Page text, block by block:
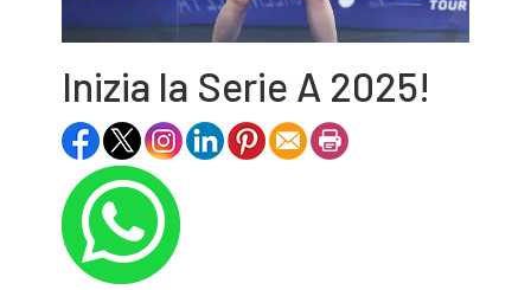
Inizia la Serie A 2025!